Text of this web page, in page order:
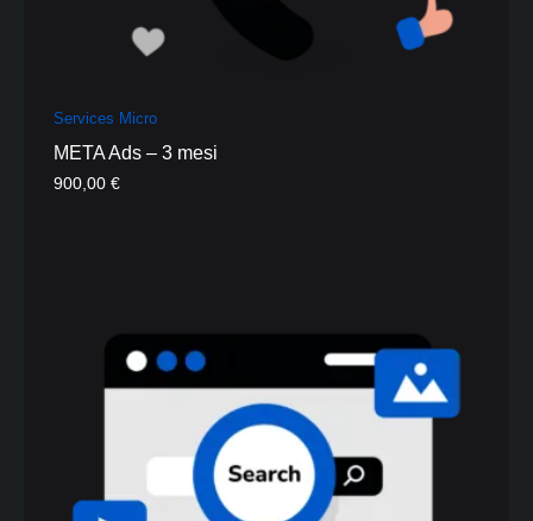
Services Micro
META Ads – 3 mesi
900,00 €